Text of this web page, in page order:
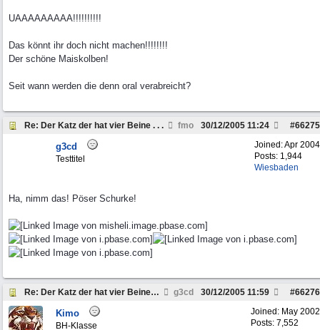
UAAAAAAAAA!!!!!!!!!!
Das könnt ihr doch nicht machen!!!!!!!!
Der schöne Maiskolben!
Seit wann werden die denn oral verabreicht?
Re: Der Katz der hat vier Beine . . . fmo #66275
30/12/2005 11:24
Joined:Apr 2004
Posts: 1,944
Wiesbaden
g3cd
Testtitel
Ha, nimm das! Pöser Schurke!
Re: Der Katz der hat vier Beine . . . g3cd #66276
30/12/2005 11:59
Joined: May 2002
Posts: 7,552
Kimo
BH-Klasse